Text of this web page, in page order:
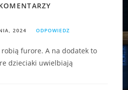
2024 ODPOWIEDZ
furore. A na dodatek to
dzieciaki uwielbiają